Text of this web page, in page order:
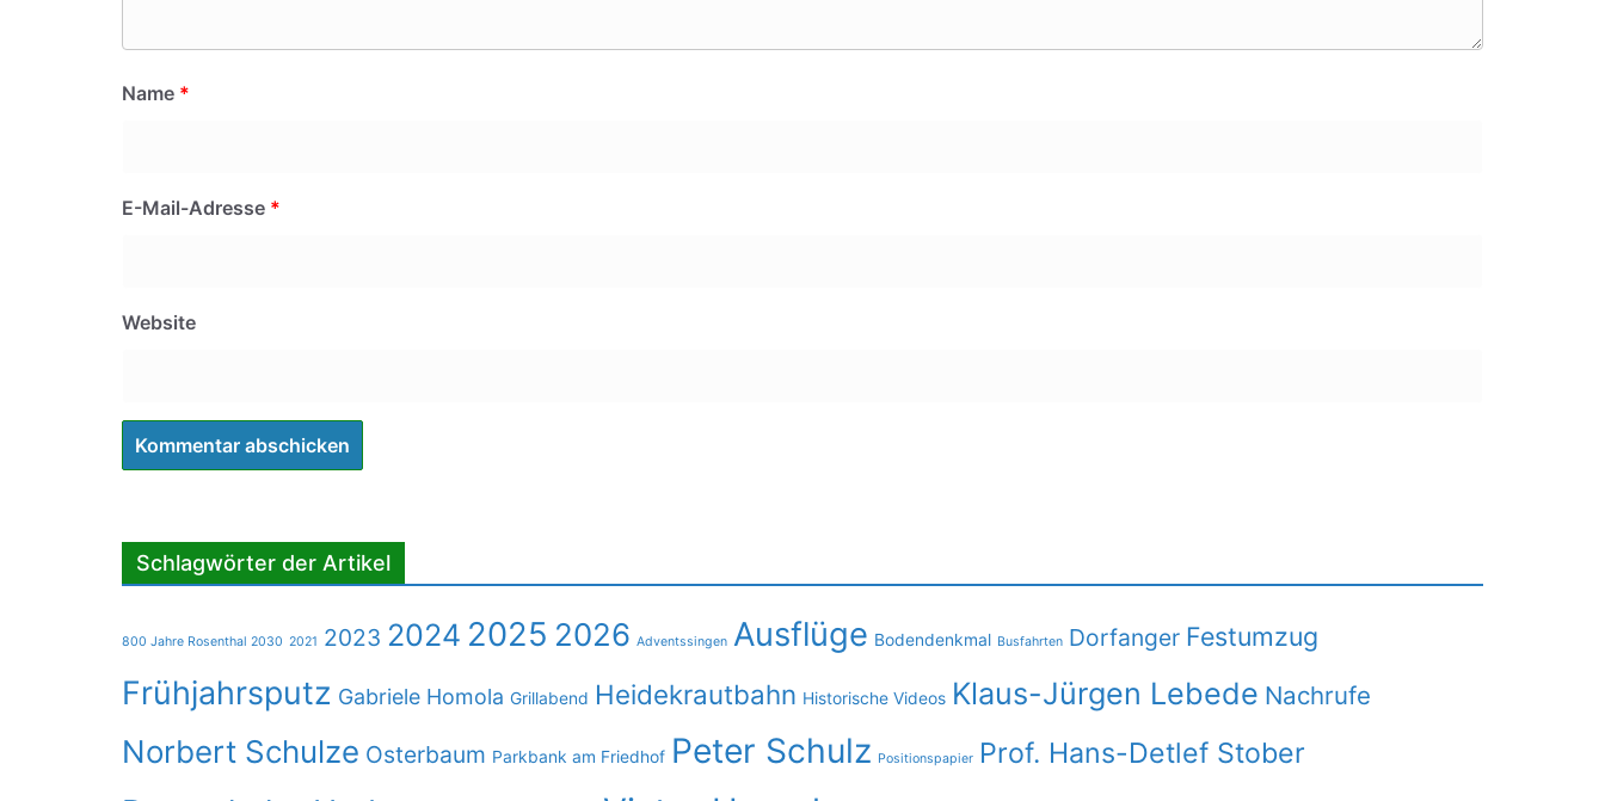
Name *
E-Mail-Adresse *
Website
Schlagwörter der Artikel
800 Jahre Rosenthal 2030 2021 2023 2024 2025 2026 Adventssingen Ausflüge Bodendenkmal Busfahrten Dorfanger Festumzug
Frühjahrsputz Gabriele Homola Grillabend Heidekrautbahn Historische Videos Klaus-Jürgen Lebede Nachrufe
Norbert Schulze Osterbaum Parkbank am Friedhof Peter Schulz Positionspapier Prof. Hans-Detlef Stober